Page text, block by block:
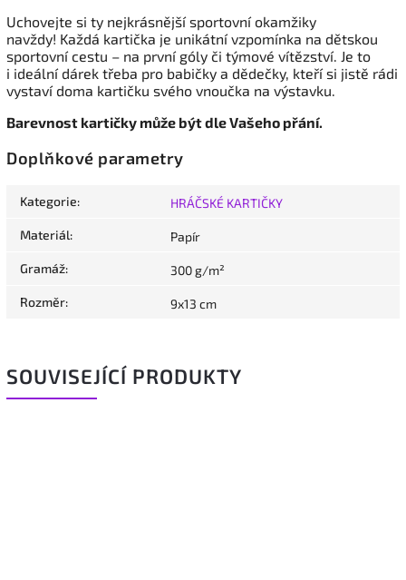
Uchovejte si ty nejkrásnější sportovní okamžiky
navždy! Každá kartička je unikátní vzpomínka na dětskou
sportovní cestu – na první góly či týmové vítězství. Je to
i ideální dárek třeba pro babičky a dědečky, kteří si jistě rádi
vystaví doma kartičku svého vnoučka na výstavku.
Barevnost kartičky může být dle Vašeho přání.
Doplňkové parametry
Kategorie: HRÁČSKÉ KARTIČKY
Materiál: Papír
Gramáž: 300 g/m²
Rozměr: 9x13 cm
SOUVISEJÍCÍ PRODUKTY